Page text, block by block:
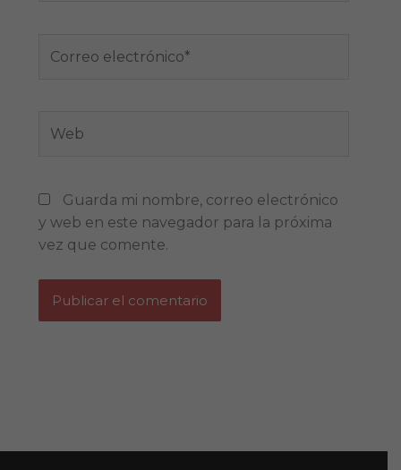
electrónico*
Guarda mi nombre, correo electrónico
y web en este navegador para la próxima
vez que comente.